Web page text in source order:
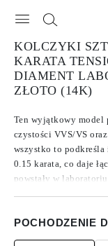
KOLCZYKI
KARATA
DIAMENT
ZŁOTO (14K)
Ten wyjątkowy model
czystości VVS/VS
wszystko to
0.15 karata, co daje
powstały w
fluorescencji,
Komfortowe zapięcia
POCHODZENIE